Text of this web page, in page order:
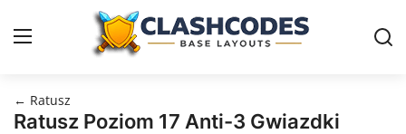
Ratusz
← Ratusz
Ratusz Poziom 17 Anti-3 Gwiazdki